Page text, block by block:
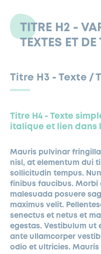
HABITAT
GÉRER MES DÉCHETS
EAU POTABLE ET
LOCATION DE SALLES
LA MAISON D’AGLAÉ
LES AIDES
INFORMATIONS
INFORMATIONS
VIE ÉCONOMIQUE
ESPACE
MIEUX CONSOMMER
SUBVENTIONS
VOTRE MAIRIE
FERMETURES
COMMUNICATIONS
PANNEAUX
LE BUDGET
PARTENAIRES
GRÖBENZELL
BUDGET PARTICIPATIF
ANCIENS
ENVIRONNEMENT ET
ÉCONOMIES
UNE NAISSANCE, UN
PARCS ET SQUARES
DEMANDE
GESTION DU
PLAN GRAND FROID
PARTENAIRES
ANNÉE ANDRÉ
FONDS CULTUREL DE
CULTE
TITRE H2 -
TEXTES ET DE
Titre H3 - Texte /
Titre H4 - Texte
italique et lien dans
Mauris pulvinar
nisl, at elementum dui
sollicitudin tempus.
finibus faucibus. Morbi
malesuada posuere
maximus velit.
senectus et netus et
egestas. Vestibulum ut
ante ullamcorper
odio et ultricies.